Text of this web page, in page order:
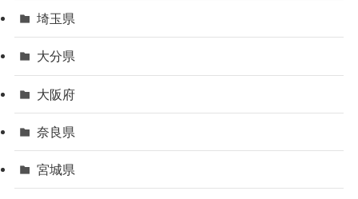
埼玉県
大分県
大阪府
奈良県
宮城県